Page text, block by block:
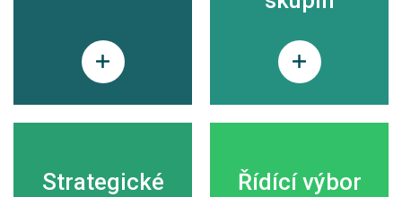
Strategické
Řídící výbor